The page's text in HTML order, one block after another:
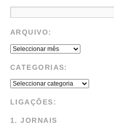
ARQUIVO:
CATEGORIAS:
LIGAÇÕES:
1. JORNAIS